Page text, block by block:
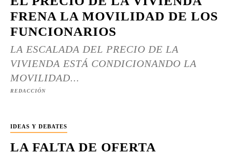
FRENA LA MOVILIDAD DE LOS
FUNCIONARIOS
LA ESCALADA DEL PRECIO DE LA
VIVIENDA ESTÁ CONDICIONANDO LA
MOVILIDAD...
REDACCIÓN
IDEAS Y DEBATES
LA FALTA DE OFERTA